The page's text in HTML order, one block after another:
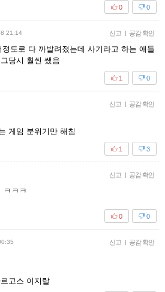
0
0
21:14 신고 | 공감 확인
도로 다 까발려졌는데 사기라고 하는 애들
당시 훨씬 쌨음
0
1
신고 | 공감 확인
게임 분위기만 해침
3
1
신고 | 공감 확인
ㅋㅋㅋ
0
0
신고 | 공감 확인
고스 이지랄